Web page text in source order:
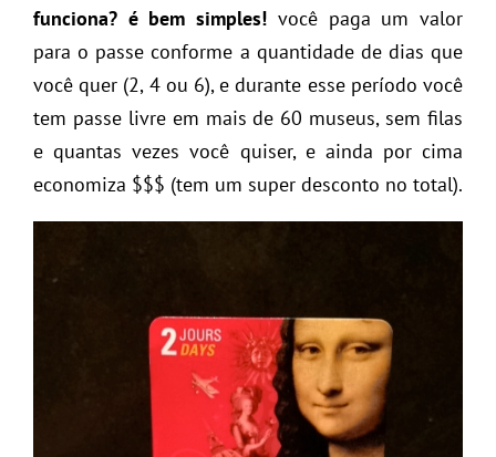
funciona? é bem simples! você paga um valor
para o passe conforme a quantidade de dias que
você quer (2, 4 ou 6), e durante esse período você
tem passe livre em mais de 60 museus, sem filas
e quantas vezes você quiser, e ainda por cima
economiza $$$ (tem um super desconto no total).